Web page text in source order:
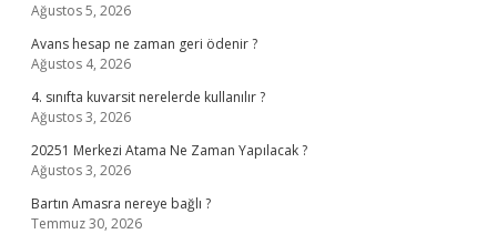
Ağustos 5, 2026
Avans hesap ne zaman geri ödenir ?
Ağustos 4, 2026
4. sınıfta kuvarsit nerelerde kullanılır ?
Ağustos 3, 2026
20251 Merkezi Atama Ne Zaman Yapılacak ?
Ağustos 3, 2026
Bartın Amasra nereye bağlı ?
Temmuz 30, 2026